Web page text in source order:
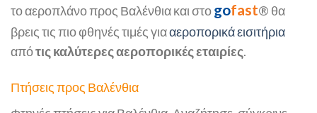
το αεροπλάνο προς Βαλένθια και στοgofast® θα
βρεις τις πιο φθηνές τιμές γιααεροπορικά εισιτήρια
απότις καλύτερες αεροπορικές εταιρίες.
Πτήσεις προς Βαλένθια